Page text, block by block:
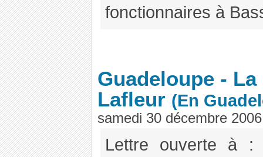
fonctionnaires à
Guadeloupe -
Lafleur (En
samedi 30 décembre 2006
Lettre ouverte à :